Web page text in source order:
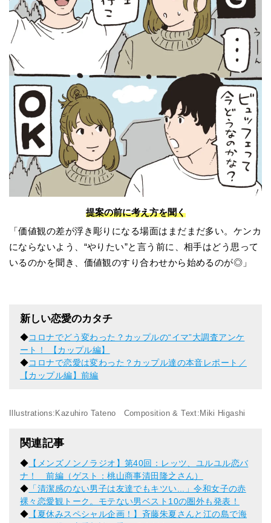
提案の前に考え方を聞く
「価値観の差が浮き彫りになる場面はまだまだ多い。ケンカ
にならないよう、“やりたい”と言う前に、相手はどう思って
いるのかを聞き、価値観のすり合わせから始めるのが◎」
新しい恋愛のカタチ
◆コロナでどう変わった？カップルの“イマ”大調査アンケ
ート！ 【カップル編】
◆コロナで恋愛は変わった？カップル達の本音レポート／
【カップル編】前編
Illustrations:Kazuhiro Tateno Composition & Text:Miki Higashi
関連記事
◆ 【メンズノンノラジオ】第40回：レッツ、ユルユル恋バ
ナ！ 前編（ゲスト：桃山商事清田隆之さん）
◆ 「清潔感のない男子は友達でもキツい...」令和女子の赤
裸々恋愛観トーク。モテない男ベスト10の圏外も発表！
◆ 【夏休みスペシャル企画！】斉藤朱夏さんと江の島で海